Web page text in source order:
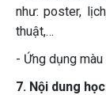
như: poster,
thuật,…
- Ứng dụng
7. Nội dung